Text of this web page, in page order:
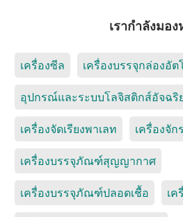
เรากำลังมอ
เครื่องซีล เครื่องบรรจุกล่องอั
อุปกรณ์และระบบโลจิสติกส์อัจฉริ
เครื่องจัดเรียงพาเลท เครื่องจั
เครื่องบรรจุภัณฑ์สุญญากาศ
เครื่องบรรจุภัณฑ์ปลอดเชื้อ เค